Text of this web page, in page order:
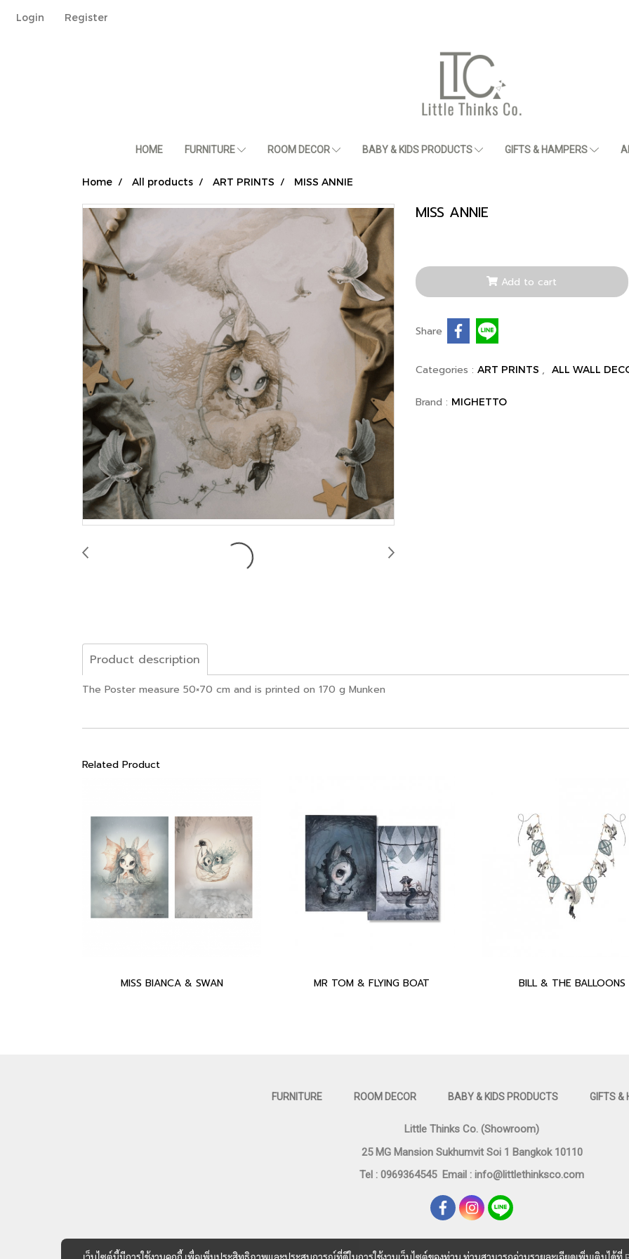
Login Register
HOME FURNITURE ROOM DECOR BABY & KIDS PRODUCTS GIFTS & HAMPERS
Home All products ART PRINTS MISS ANNIE
MISS ANNIE
Add to cart
Share
Categories : ART PRINTS , ALL WALL
Brand : MIGHETTO
Product description
The Poster measure 50×70 cm and is printed on 170 g Munken
Related Product
MISS BIANCA & SWAN MR TOM & FLYING BOAT BILL & THE BALLOONS
FURNITURE ROOM DECOR BABY & KIDS PRODUCTS GIFTS &
Little Thinks Co. (Showroom)
25 MG Mansion Sukhumvit Soi 1 Bangkok 10110
Tel : 0969364545 Email : info@littlethinksco.com